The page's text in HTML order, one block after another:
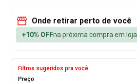
Onde retirar perto de você
+10% OFFna próxima compra em loja
Filtros sugeridos pra você
Preço